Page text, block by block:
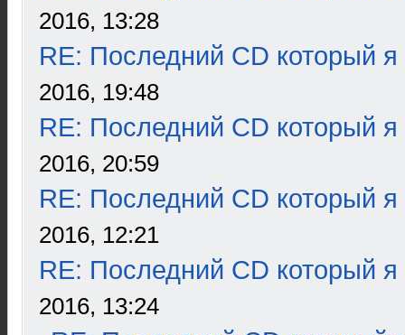
2016, 13:28
RE: Последний CD который я
2016, 19:48
RE: Последний CD который я
2016, 20:59
RE: Последний CD который я
2016, 12:21
RE: Последний CD который я
2016, 13:24